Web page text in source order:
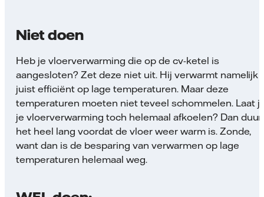
Niet doen
Heb je vloerverwarming die op de cv-ketel is
aangesloten? Zet deze niet uit. Hij verwarmt namelijk
juist efficiënt op lage temperaturen. Maar deze
temperaturen moeten niet teveel schommelen. Laat
je vloerverwarming toch helemaal afkoelen? Dan
het heel lang voordat de vloer weer warm is. Zonde,
want dan is de besparing van verwarmen op lage
temperaturen helemaal weg.